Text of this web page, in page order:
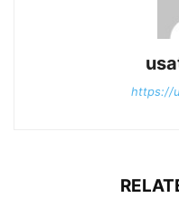
https://